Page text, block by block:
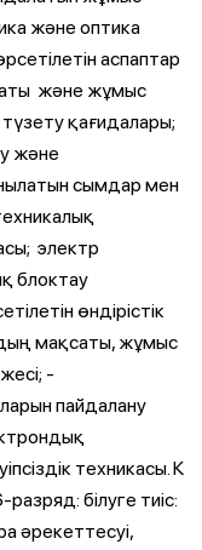
және оптика
аспаптар
және жұмыс
қағидалары;
және
сымдар мен
электр
блоктау
өндірістік
мақсаты, жұмыс
пайдалану
техникасы. К
разряд: білуге тиіс:
әрекеттесуі,